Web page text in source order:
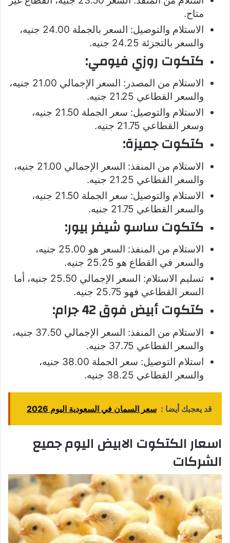
متاح.
الاستلام والتوصيل: السعر بالجملة 24.00 جنيه،
والسعر بالتجزئة 24.25 جنيه.
كتكوت روزي فيومي:
الاستلام من المصدر: السعر الإجمالي 21.00 جنيه،
والسعر القطاعي 21.25 جنيه.
الاستلام والتوصيل: سعر الجملة 21.50 جنيه،
وسعر القطاعي 21.75 جنيه.
كتكوت جميزة:
الاستلام من المنفذ: السعر الإجمالي 21.00 جنيه،
والسعر القطاعي 21.25 جنيه.
الاستلام والتوصيل: سعر الجملة 21.50 جنيه،
والسعر القطاعي 21.75 جنيه.
كتكوت ساسو شيفر بيور:
الاستلام من المنفذ: السعر هو 25.00 جنيه،
والسعر في القطاع هو 25.25 جنيه.
تسليم الاستلام: السعر الإجمالي 25.50 جنيه، أما
السعر القطاعي فهو 25.75 جنيه.
كتكوت أبيض فوق 42 جرام:
الاستلام من المنفذ: السعر الإجمالي 37.50 جنيه،
والسعر القطاعي 37.75 جنيه.
استلام التوصيل: سعر الجملة 38.00 جنيه،
والسعر القطاعي 38.25 جنيه.
قد يعجبك أيضا : سعر السمان في السعودية اليوم 2026
اسعار الكتكوت الابيض اليوم جميع
الشركات